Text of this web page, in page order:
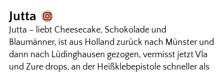
Jutta
Jutta – liebt Cheesecake, Schokolade und
Blaumänner, ist aus Holland zurück nach Münster und
dann nach Lüdinghausen gezogen, vermisst jetzt Vla
und Zure drops, an der Heißklebepistole schneller als